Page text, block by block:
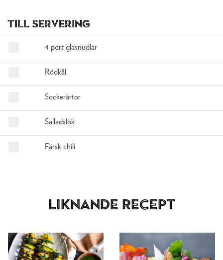
Till servering
4 port glasnudlar
Rödkål
Sockerärtor
Salladslök
Färsk chili
Liknande recept